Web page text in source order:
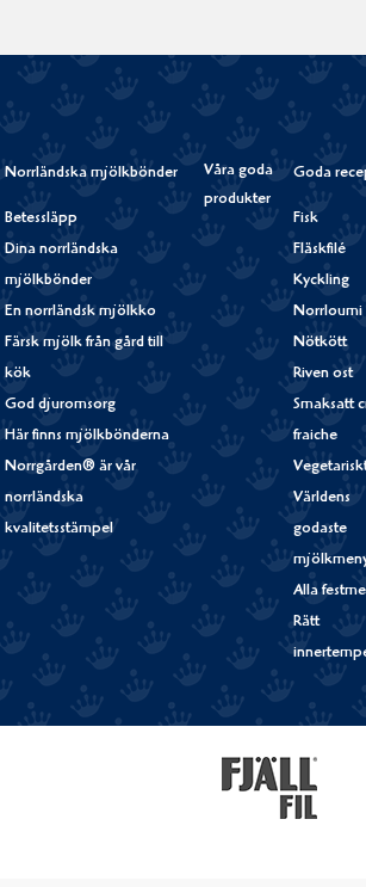
Norrländska mjölkbönder
Betessläpp
Dina norrländska
mjölkbönder
En norrländsk mjölkko
Färsk mjölk från gård till
kök
God djuromsorg
Här finns mjölkbönderna
Norrgården® är vår
norrländska
kvalitetsstämpel
Våra goda
produkter
Goda
Fisk
Fläskfilé
Kyckling
Norrloumi
Nötkött
Riven ost
Smaksatt
fraiche
Världens
godaste
Alla
Rätt
Fjällfil